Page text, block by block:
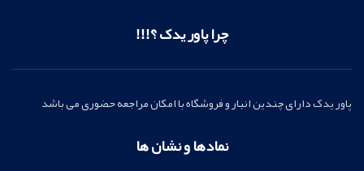
چرا پاور یدک ؟!!!
پاور یدک دارای چندین انبار و فروشگاه با امکان مراجعه حضوری می باشد
نمادها و نشان ها